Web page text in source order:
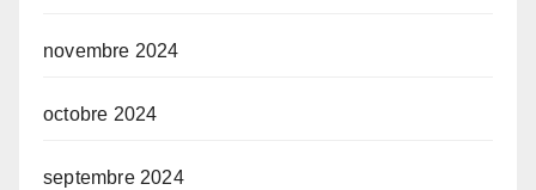
novembre 2024
octobre 2024
septembre 2024